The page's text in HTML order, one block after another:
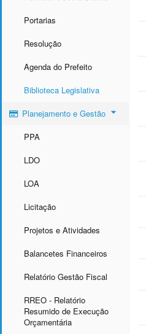
Portarias
Resolução
Agenda do Prefeito
Biblioteca Legislativa
Planejamento e Gestão
PPA
LDO
LOA
Licitação
Projetos e Atividades
Balancetes Financeiros
Relatório Gestão Fiscal
RREO - Relatório
Resumido de Execução
Orçamentária